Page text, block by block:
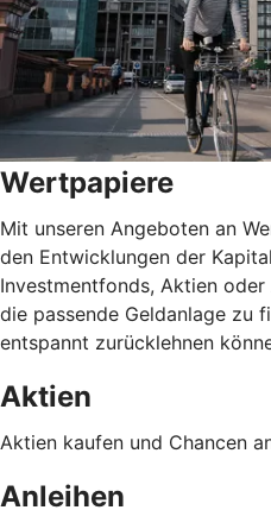
Wertpapiere
Mit unseren Angeboten an
den Entwicklungen der
Investmentfonds, Aktien
die passende Geldanlage zu
entspannt zurücklehnen
Aktien
Aktien kaufen und Chancen
Anleihen